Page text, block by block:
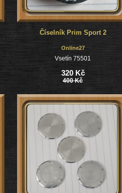
Číselník Prim Sport 2
Online27
Vsetín 75501
320 Kč
400 Kč